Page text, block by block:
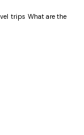
trips What are the